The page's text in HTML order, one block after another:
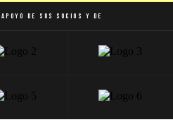
de sus socios y de